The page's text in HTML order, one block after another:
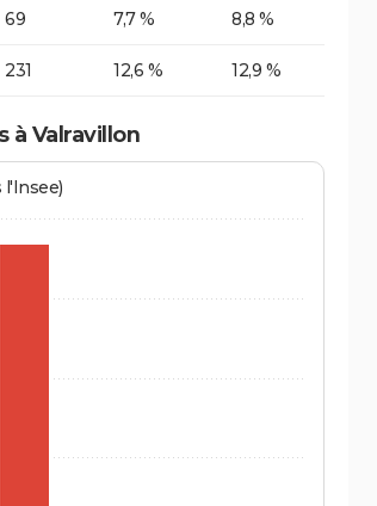
69 7,7 % 8,8 %
231 12,6 % 12,9 %
à Valravillon